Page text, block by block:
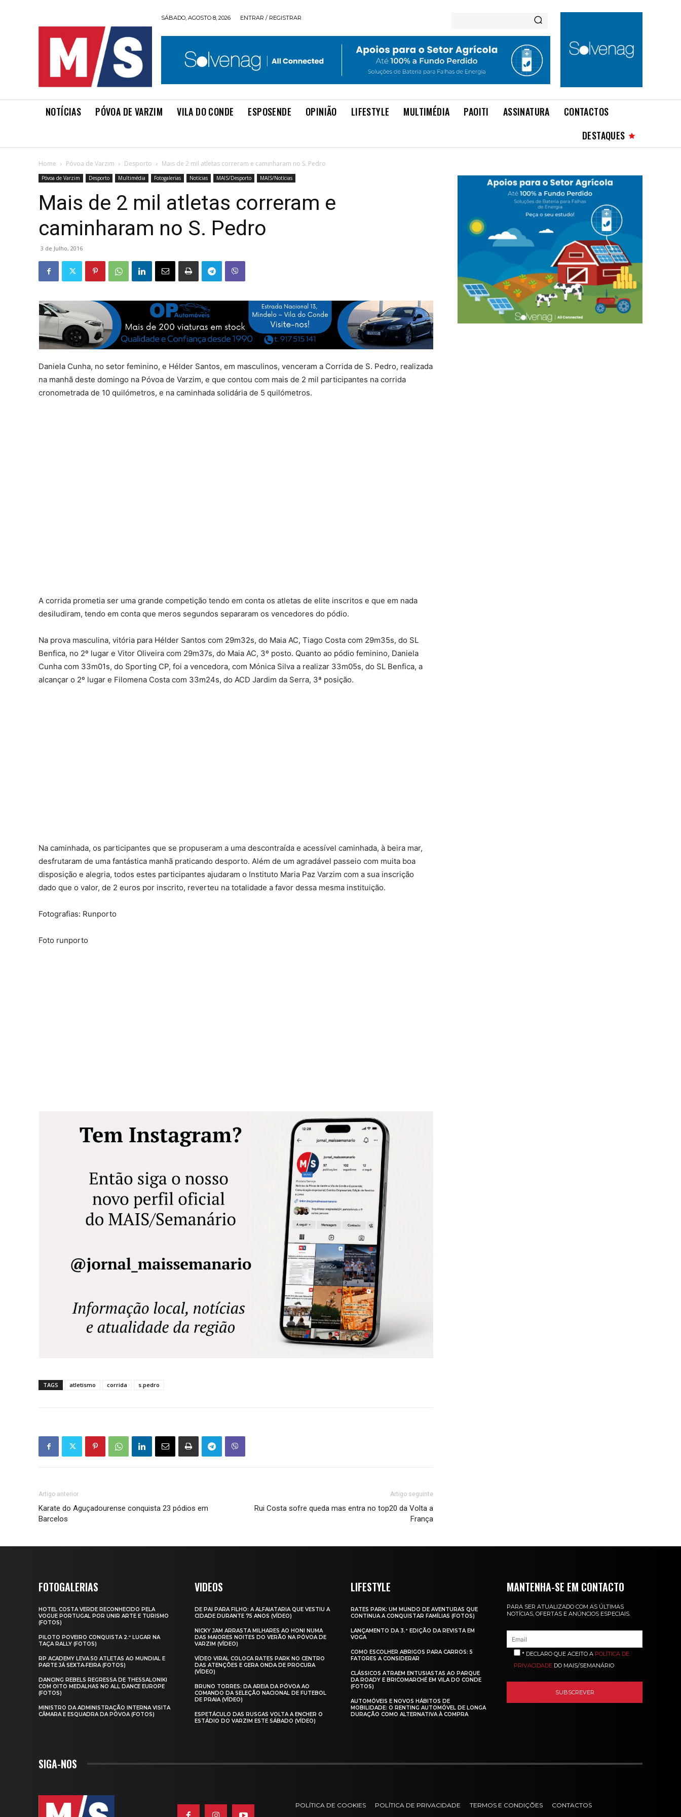
SÁBADO, AGOSTO 8, 2026 ENTRAR / REGISTRAR
NOTÍCIAS PÓVOA DE VARZIM VILA DO CONDE ESPOSENDE OPINIÃO LIFESTYLE MULTIMÉDIA PAOITI ASSINATURA
CONTACTOS
DESTAQUES
Home Póvoa de Varzim Desporto Mais de 2 mil atletas correram e caminharam no S. Pedro
Póvoa de Varzim Desporto Multimédia Fotogalerias Notícias MAIS/Desporto MAIS/Notícias
Mais de 2 mil atletas correram e
caminharam no S. Pedro
3 de Julho, 2016
Daniela Cunha, no setor feminino, e Hélder Santos, em masculinos, venceram a Corrida de S. Pedro, realizada
na manhã deste domingo na Póvoa de Varzim, e que contou com mais de 2 mil participantes na corrida
cronometrada de 10 quilómetros, e na caminhada solidária de 5 quilómetros.
A corrida prometia ser uma grande competição tendo em conta os atletas de elite inscritos e que em nada
desiludiram, tendo em conta que meros segundos separaram os vencedores do pódio.
Na prova masculina, vitória para Hélder Santos com 29m32s, do Maia AC, Tiago Costa com 29m35s, do SL
Benfica, no 2º lugar e Vitor Oliveira com 29m37s, do Maia AC, 3º posto. Quanto ao pódio feminino, Daniela
Cunha com 33m01s, do Sporting CP, foi a vencedora, com Mónica Silva a realizar 33m05s, do SL Benfica, a
alcançar o 2º lugar e Filomena Costa com 33m24s, do ACD Jardim da Serra, 3ª posição.
Na caminhada, os participantes que se propuseram a uma descontraída e acessível caminhada, à beira mar,
desfrutaram de uma fantástica manhã praticando desporto. Além de um agradável passeio com muita boa
disposição e alegria, todos estes participantes ajudaram o Instituto Maria Paz Varzim com a sua inscrição
dado que o valor, de 2 euros por inscrito, reverteu na totalidade a favor dessa mesma instituição.
Fotografias: Runporto
Foto runporto
TAGS atletismo corrida s.pedro
Artigo anterior
Karate do Aguçadourense conquista 23 pódios em
Barcelos
Artigo seguinte
Rui Costa sofre queda mas entra no top20 da Volta a
França
FOTOGALERIAS
HOTEL COSTA VERDE RECONHECIDO PELA
VOGUE PORTUGAL POR UNIR ARTE E TURISMO
(FOTOS)
PILOTO POVEIRO CONQUISTA 2.º LUGAR NA
TAÇA RALLY (FOTOS)
RP ACADEMY LEVA 50 ATLETAS AO MUNDIAL E
PARTE JÁ SEXTA‑FEIRA (FOTOS)
DANCING REBELS REGRESSA DE THESSALONIKI
COM OITO MEDALHAS NO ALL DANCE EUROPE
(FOTOS)
MINISTRO DA ADMINISTRAÇÃO INTERNA VISITA
CÂMARA E ESQUADRA DA PÓVOA (FOTOS)
VIDEOS
DE PAI PARA FILHO: A ALFAIATARIA QUE VESTIU A
CIDADE DURANTE 75 ANOS (VÍDEO)
NICKY JAM ARRASTA MILHARES AO HONI NUMA
DAS MAIORES NOITES DO VERÃO NA PÓVOA DE
VARZIM (VÍDEO)
VÍDEO VIRAL COLOCA RATES PARK NO CENTRO
DAS ATENÇÕES E GERA ONDA DE PROCURA
(VÍDEO)
BRUNO TORRES: DA AREIA DA PÓVOA AO
COMANDO DA SELEÇÃO NACIONAL DE FUTEBOL
DE PRAIA (VÍDEO)
ESPETÁCULO DAS RUSGAS VOLTA A ENCHER O
ESTÁDIO DO VARZIM ESTE SÁBADO (VÍDEO)
LIFESTYLE
RATES PARK: UM MUNDO DE AVENTURAS QUE
CONTINUA A CONQUISTAR FAMÍLIAS (FOTOS)
LANÇAMENTO DA 3.ª EDIÇÃO DA REVISTA EM
VOGA
COMO ESCOLHER ABRIGOS PARA CARROS: 5
FATORES A CONSIDERAR
CLÁSSICOS ATRAEM ENTUSIASTAS AO PARQUE
DA ROADY E BRICOMARCHÉ EM VILA DO CONDE
(FOTOS)
AUTOMÓVEIS E NOVOS HÁBITOS DE
MOBILIDADE: O RENTING AUTOMÓVEL DE LONGA
DURAÇÃO COMO ALTERNATIVA À COMPRA
MANTENHA-SE EM CONTACTO
PARA SER ATUALIZADO COM AS ÚLTIMAS
NOTÍCIAS, OFERTAS E ANÚNCIOS ESPECIAIS.
* DECLARO QUE ACEITO A POLÍTICA DE
PRIVACIDADE DO MAIS/SEMANÁRIO
SIGA-NOS
POLÍTICA DE COOKIES POLÍTICA DE PRIVACIDADE TERMOS E CONDIÇÕES CONTACTOS